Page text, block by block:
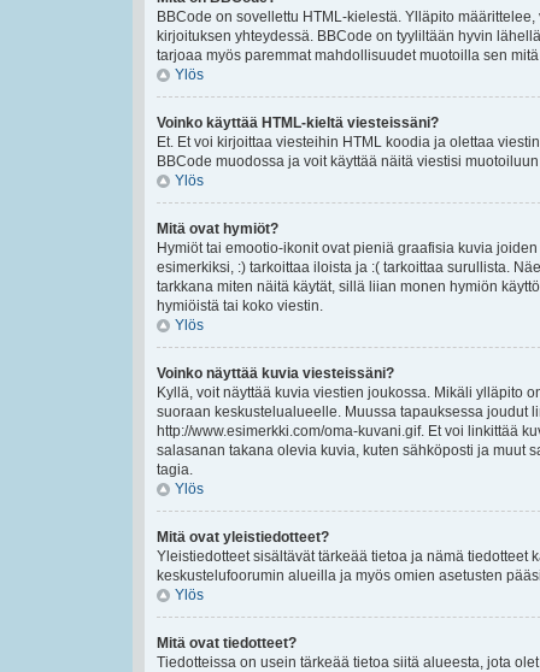
BBCode on sovellettu HTML-kielestä. Ylläpito
kirjoituksen yhteydessä. BBCode on tyyliltään hyvin
tarjoaa myös paremmat mahdollisuudet muotoilla sen
Ylös
Voinko käyttää HTML-kieltä viesteissäni?
Et. Et voi kirjoittaa viesteihin HTML koodia ja olettaa
BBCode muodossa ja voit käyttää näitä viestisi
Ylös
Mitä ovat hymiöt?
Hymiöt tai emootio-ikonit ovat pieniä graafisia kuvia
esimerkiksi, :) tarkoittaa iloista ja :( tarkoittaa surullista.
tarkkana miten näitä käytät, sillä liian monen hymiön
hymiöistä tai koko viestin.
Ylös
Voinko näyttää kuvia viesteissäni?
Kyllä, voit näyttää kuvia viestien joukossa. Mikäli ylläpito
suoraan keskustelualueelle. Muussa tapauksessa joudut
http://www.esimerkki.com/oma-kuvani.gif. Et voi linkittää
salasanan takana olevia kuvia, kuten sähköposti ja muut
tagia.
Ylös
Mitä ovat yleistiedotteet?
Yleistiedotteet sisältävät tärkeää tietoa ja nämä
keskustelufoorumin alueilla ja myös omien asetusten
Ylös
Mitä ovat tiedotteet?
Tiedotteissa on usein tärkeää tietoa siitä alueesta, jota